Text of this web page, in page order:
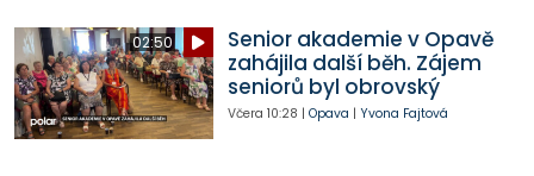
02:50
Senior akademie v Opavě
zahájila další běh. Zájem
seniorů byl obrovský
Včera 10:28 | Opava | Yvona Fajtová